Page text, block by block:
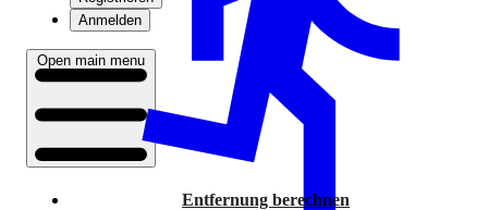
Anmelden
Open main menu
Entfernung berechnen